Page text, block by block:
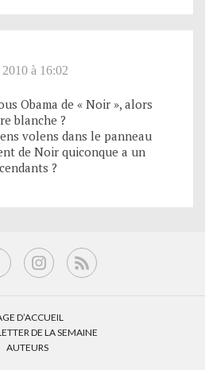
à 16:02
Obama de « Noir », alors
blanche ?
volens dans le panneau
de Noir quiconque a un
?
D’ACCUEIL
DE LA SEMAINE
AUTEURS